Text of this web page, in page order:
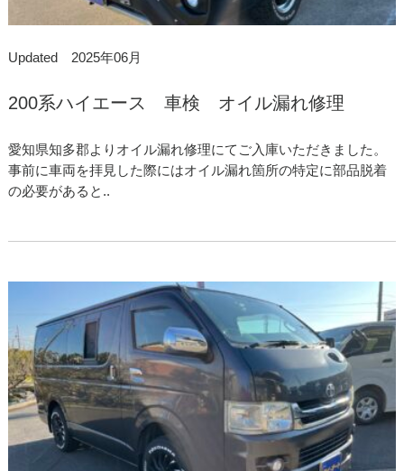
Updated 2025年06月
200系ハイエース 車検 オイル漏れ修理
愛知県知多郡よりオイル漏れ修理にてご入庫いただきました。
事前に車両を拝見した際にはオイル漏れ箇所の特定に部品脱着
の必要があると..